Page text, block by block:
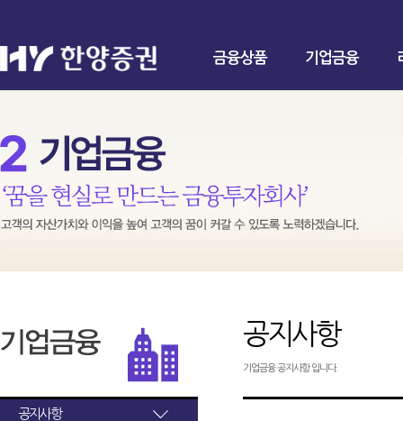
금융상품 기업금융
공지사항
공지사항
기업금융 공지사항 입니다.